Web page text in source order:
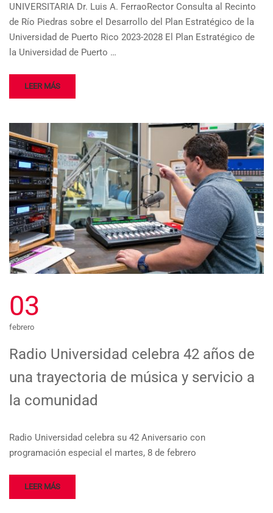
UNIVERSITARIA Dr. Luis A. FerraoRector Consulta al Recinto
de Río Piedras sobre el Desarrollo del Plan Estratégico de la
Universidad de Puerto Rico 2023-2028 El Plan Estratégico de
la Universidad de Puerto …
LEER MÁS
03
febrero
Radio Universidad celebra 42 años de
una trayectoria de música y servicio a
la comunidad
Radio Universidad celebra su 42 Aniversario con
programación especial el martes, 8 de febrero
LEER MÁS